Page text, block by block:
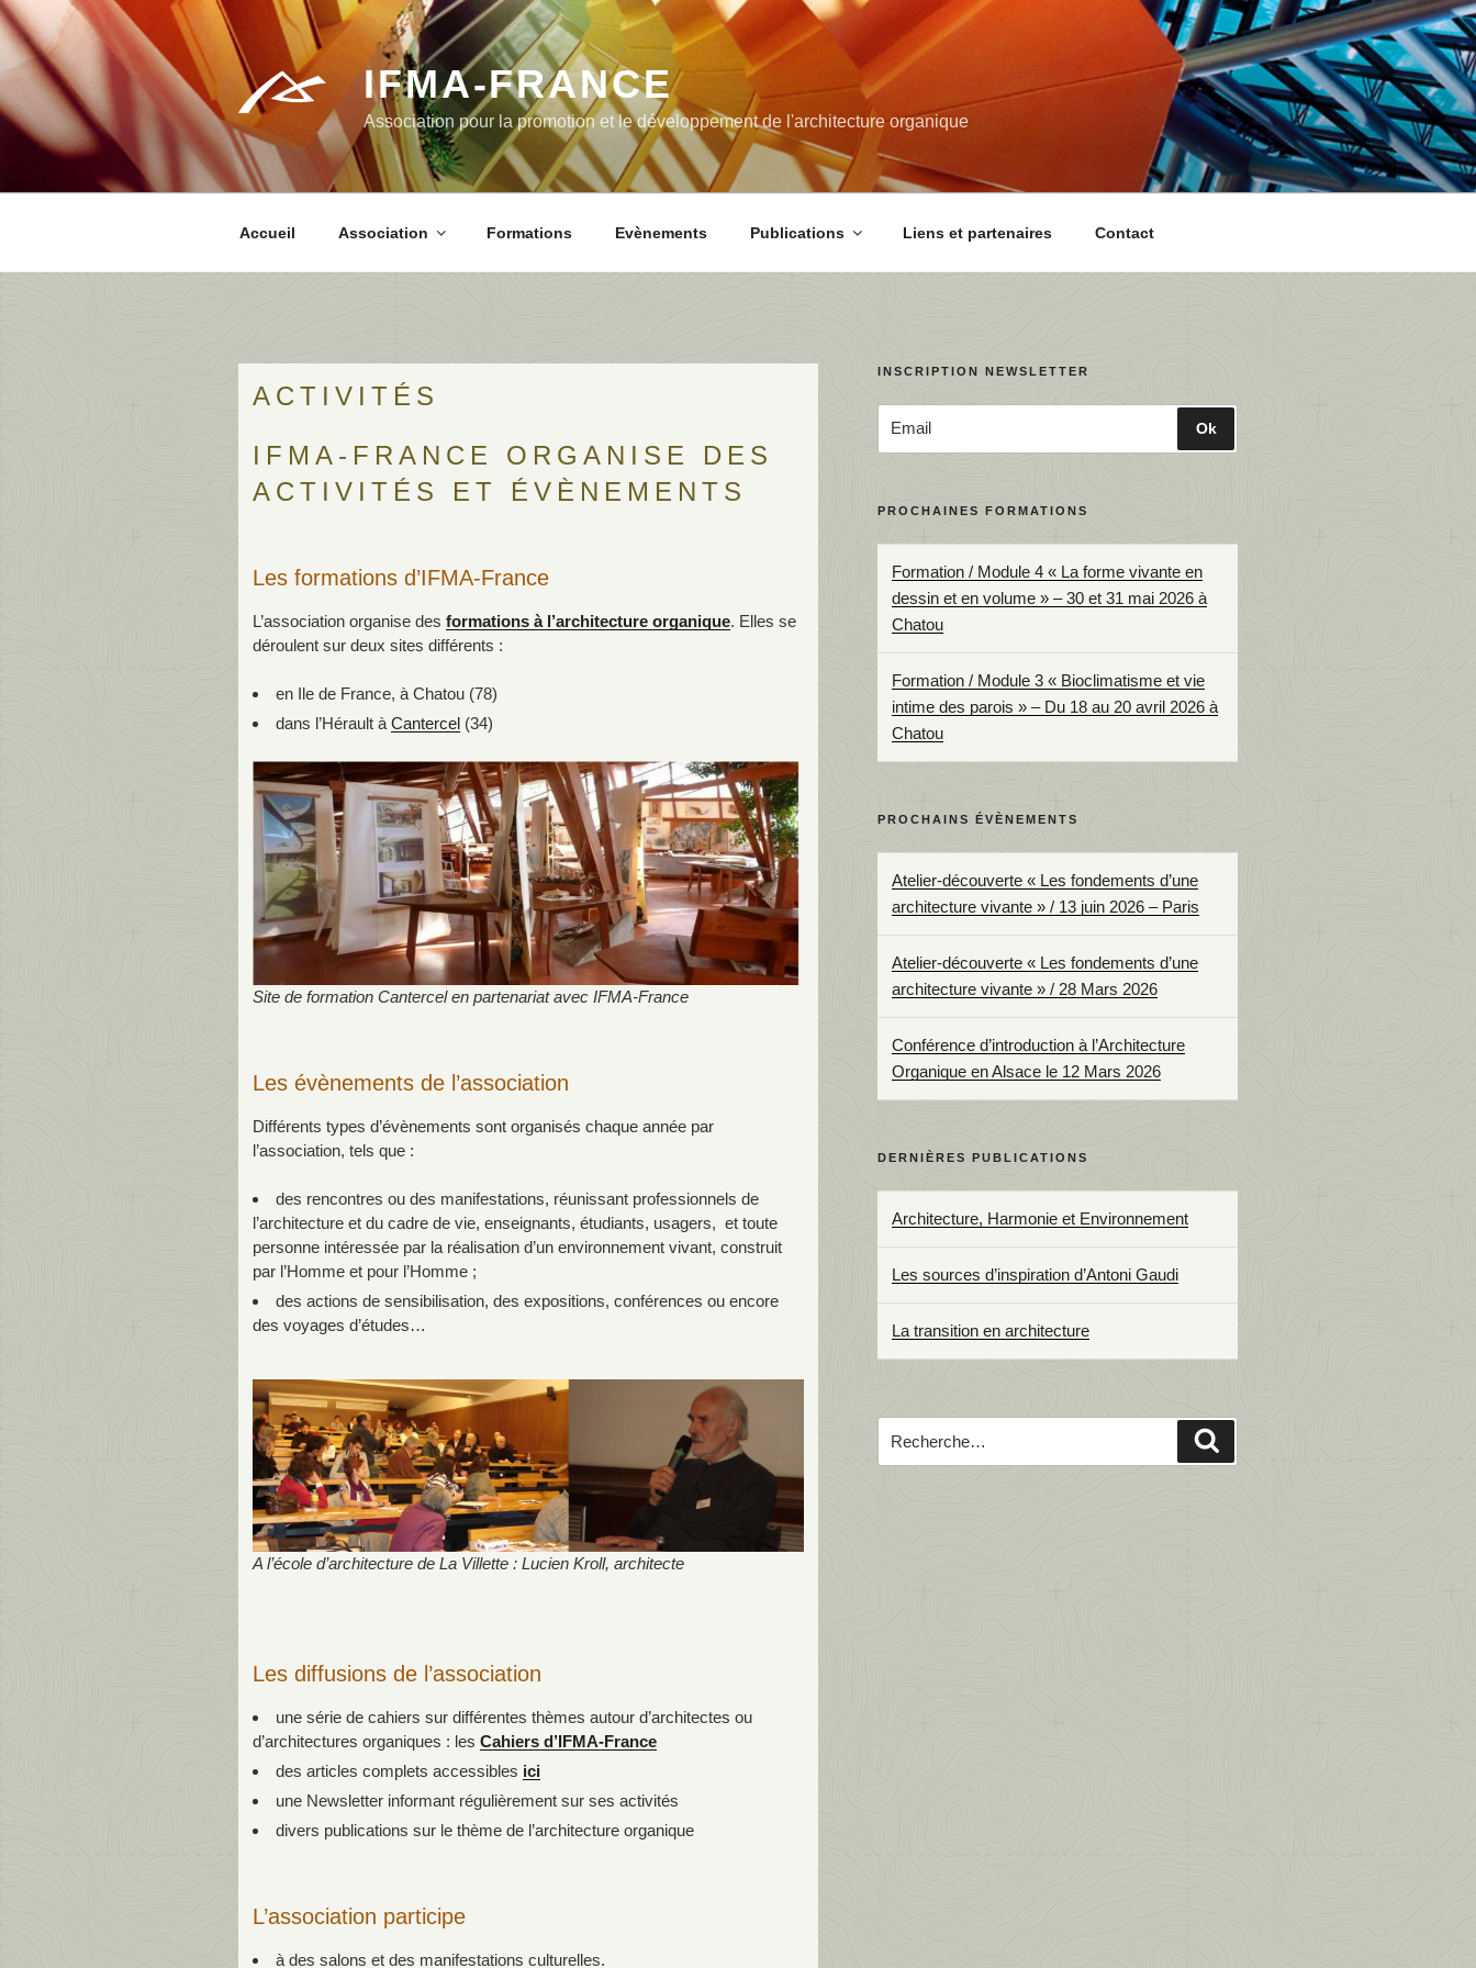
Aller
au
contenu
principal
IFMA-FRANCE
Association pour la promotion et le développement de l'architecture organique
Accueil Association Formations Evènements Publications Liens et partenaires Contact
ACTIVITÉS
IFMA-FRANCE ORGANISE DES
ACTIVITÉS ET ÉVÈNEMENTS
Les formations d’IFMA-France
L’association organise des formations à l’architecture organique. Elles se
déroulent sur deux sites différents :
en Ile de France, à Chatou (78)
dans l’Hérault à Cantercel (34)
Site de formation Cantercel en partenariat avec IFMA-France
Les évènements de l’association
Différents types d’évènements sont organisés chaque année par
l’association, tels que :
des rencontres ou des manifestations, réunissant professionnels de
l’architecture et du cadre de vie, enseignants, étudiants, usagers, et toute
personne intéressée par la réalisation d’un environnement vivant, construit
par l’Homme et pour l’Homme ;
des actions de sensibilisation, des expositions, conférences ou encore
des voyages d’études…
A l’école d’architecture de La Villette : Lucien Kroll, architecte
Les diffusions de l’association
une série de cahiers sur différentes thèmes autour d’architectes ou
d’architectures organiques : les Cahiers d’IFMA-France
des articles complets accessibles ici
une Newsletter informant régulièrement sur ses activités
divers publications sur le thème de l’architecture organique
L’association participe
à des salons et des manifestations culturelles.
INSCRIPTION NEWSLETTER
PROCHAINES FORMATIONS
Formation / Module 4 « La forme vivante en
dessin et en volume » – 30 et 31 mai 2026 à
Chatou
Formation / Module 3 « Bioclimatisme et vie
intime des parois » – Du 18 au 20 avril 2026 à
Chatou
PROCHAINS ÉVÈNEMENTS
Atelier-découverte « Les fondements d’une
architecture vivante » / 13 juin 2026 – Paris
Atelier-découverte « Les fondements d’une
architecture vivante » / 28 Mars 2026
Conférence d’introduction à l’Architecture
Organique en Alsace le 12 Mars 2026
DERNIÈRES PUBLICATIONS
Architecture, Harmonie et Environnement
Les sources d’inspiration d’Antoni Gaudi
La transition en architecture
Recherche